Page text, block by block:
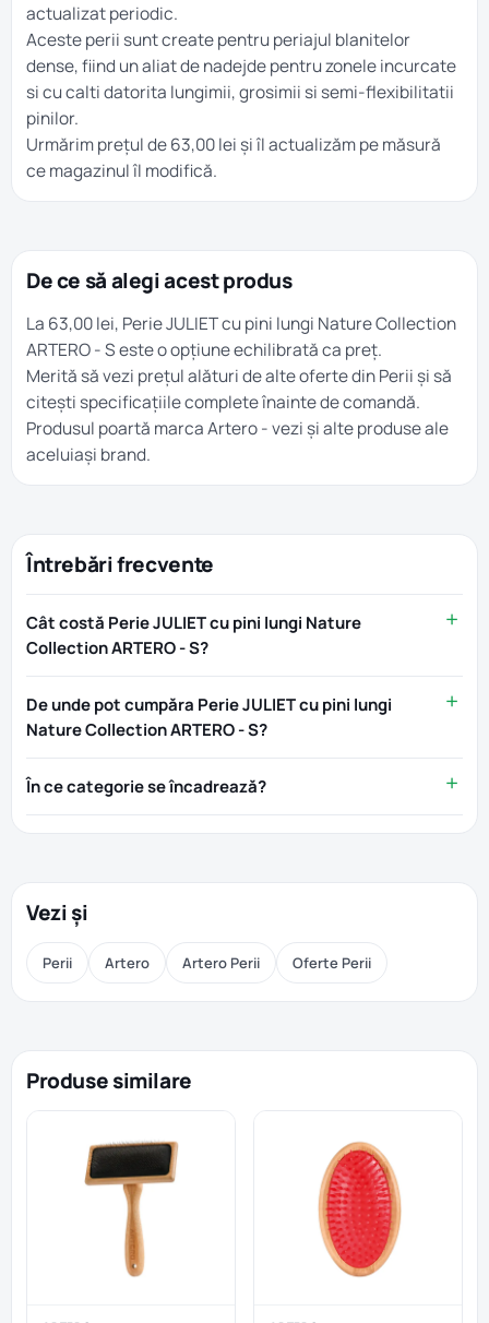
actualizat periodic.
Aceste perii sunt create pentru periajul blanitelor
dense, fiind un aliat de nadejde pentru zonele incurcate
si cu calti datorita lungimii, grosimii si semi-flexibilitatii
pinilor.
Urmărim prețul de 63,00 lei și îl actualizăm pe măsură
ce magazinul îl modifică.
De ce să alegi acest produs
La 63,00 lei, Perie JULIET cu pini lungi Nature Collection
ARTERO - S este o opțiune echilibrată ca preț.
Merită să vezi prețul alături de alte oferte dinPerii și să
citești specificațiile complete înainte de comandă.
Produsul poartă marcaArtero- vezi și alte produse ale
aceluiași brand.
Întrebări frecvente
Cât costă Perie JULIET cu pini lungi Nature
Collection ARTERO - S?
De unde pot cumpăra Perie JULIET cu pini lungi
Nature Collection ARTERO - S?
În ce categorie se încadrează?
Vezi și
Perii Artero Artero Perii Oferte Perii
Produse similare